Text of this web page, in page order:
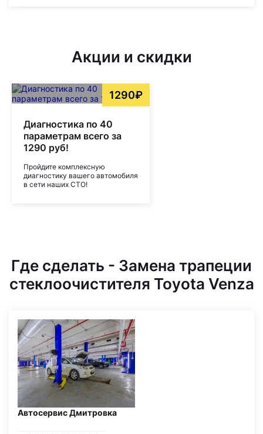
Акции и скидки
1290₽
Диагностика по 40
параметрам всего за
1290 руб!
Пройдите комплексную
диагностику вашего автомобиля
в сети наших СТО!
Где сделать - Замена трапеции
стеклоочистителя Toyota Venza
Автосервис Дмитровка